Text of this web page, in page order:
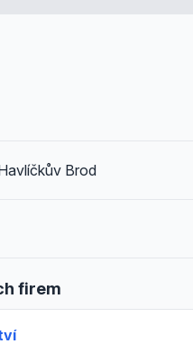
Brod
firem